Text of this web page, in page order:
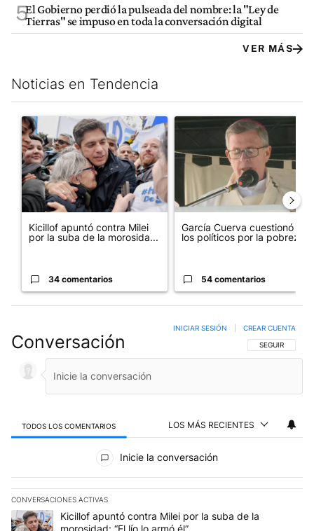
5El Gobierno perdió la pulseada del nombre: la "Ley de
Tierras" se impuso en toda la conversación digital
VER MÁS
Noticias en Tendencia
Este listado muestra los artículos con más comentarios en los
Un artículo de tendencia con el título "Kicillof apuntó contra
Kicillof apuntó contra Milei
por la suba de la morosida...
34 comentarios
Un artículo de tendencia con
García Cuerva cuestionó a
los políticos por la pobreza
54 comentarios
Conversación SIGA ESTA
SEGUIR
INICIAR SESIÓN CREAR CUENTA
TODOS LOS COMENTARIOS LOS MÁS RECIENTES
Inicie la conversación
CONVERSACIONES ACTIVAS
Este listado muestra los artículos con más comentarios en los
Un artículo de tendencia con el título "Kicillof apuntó contra Milei
Kicillof apuntó contra Milei por la suba de la
morosidad: “El lío lo armó él”